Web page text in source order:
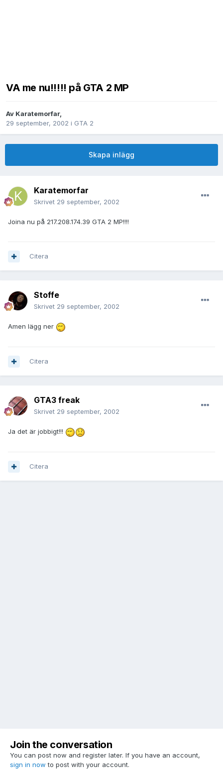
VA me nu!!!!! på GTA 2 MP
Av Karatemorfar,
29 september, 2002 i GTA 2
Skapa inlägg
Karatemorfar
Skrivet 29 september, 2002
Joina nu på 217.208.174.39 GTA 2 MP!!!!
Citera
Stoffe
Skrivet 29 september, 2002
Amen lägg ner
Citera
GTA3 freak
Skrivet 29 september, 2002
Ja det är jobbigt!!!
Citera
Join the conversation
You can post now and register later. If you have an account,
sign in now to post with your account.